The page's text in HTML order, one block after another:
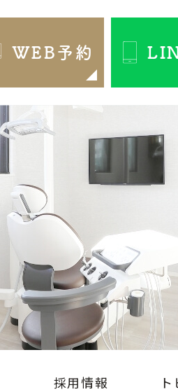
WEB予約
採用情報